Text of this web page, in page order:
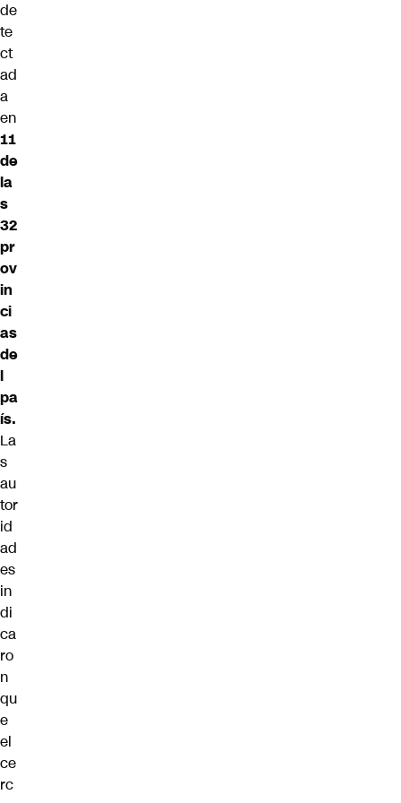
de
te
ct
ad
a
en
11
de
la
s
32
pr
ov
in
ci
as
de
l
pa
ís.
La
s
au
tor
id
ad
es
in
di
ca
ro
n
qu
e
el
ce
rc